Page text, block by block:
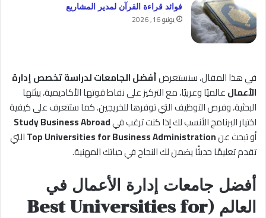
فوائد قراءة القرآن لمدير المشاريع
يونيو 16, 2026
في هذا المقال، سنستعرضأفضل الجامعات لدراسة تخصص إدارة
الأعمالعالميًا وعربيًا، مع التركيز على نقاط قوتها الأكاديمية، بيئتها
البحثية، وفرص التوظيف التي توفرها للخريجين. كما ستتعرف على كيفية
اختيار البرنامج الأنسب لك إذا كنت ترغب فيStudy Business Abroad
أو تبحث عنTop Universities for Business Administrationالتي
تقدم تعليمًا حديثًا يضمن لك النجاح في حياتك المهنية.
أفضل جامعات إدارة الأعمال في
العالم (Best Universities for